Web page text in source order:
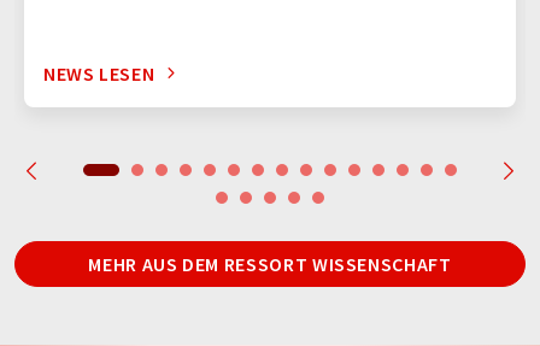
NEWS LESEN
MEHR AUS DEM RESSORT WISSENSCHAFT